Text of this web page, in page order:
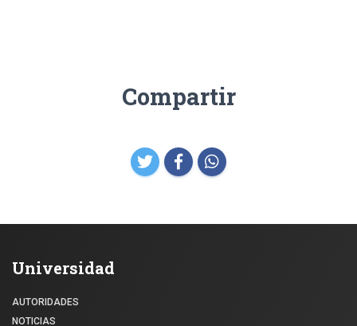
Compartir
Universidad
AUTORIDADES
NOTICIAS